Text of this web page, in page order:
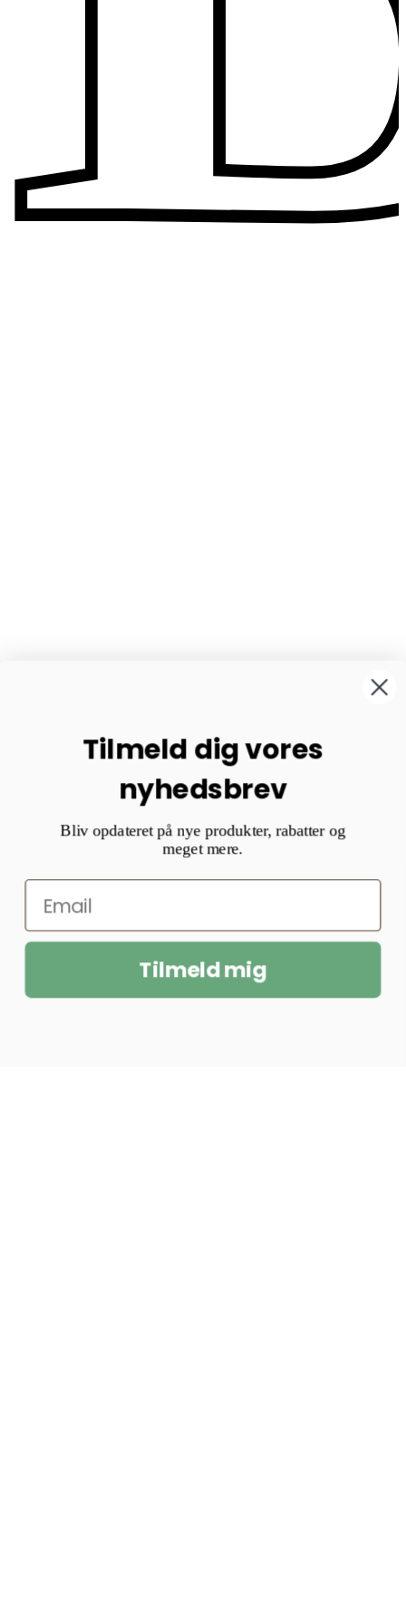
Tilmeld dig vores
nyhedsbrev
Bliv opdateret på nye produkter, rabatter og
meget mere.
Tilmeld mig